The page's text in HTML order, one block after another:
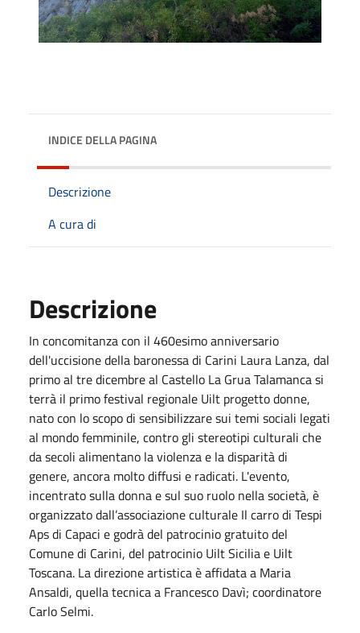
INDICE DELLA PAGINA
Descrizione
A cura di
Descrizione
In concomitanza con il 460esimo anniversario
dell'uccisione della baronessa di Carini Laura Lanza, dal
primo al tre dicembre al Castello La Grua Talamanca si
terrà il primo festival regionale Uilt progetto donne,
nato con lo scopo di sensibilizzare sui temi sociali legati
al mondo femminile, contro gli stereotipi culturali che
da secoli alimentano la violenza e la disparità di
genere, ancora molto diffusi e radicati. L'evento,
incentrato sulla donna e sul suo ruolo nella società, è
organizzato dall’associazione culturale Il carro di Tespi
Aps di Capaci e godrà del patrocinio gratuito del
Comune di Carini, del patrocinio Uilt Sicilia e Uilt
Toscana. La direzione artistica è affidata a Maria
Ansaldi, quella tecnica a Francesco Davì; coordinatore
Carlo Selmi.